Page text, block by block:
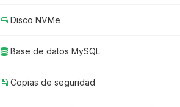
Disco NVMe
Base de datos MySQL
Copias de seguridad